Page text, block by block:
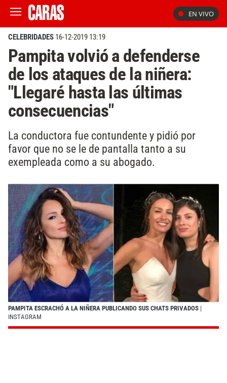
EN VIVO
CELEBRIDADES 16-12-2019 13:19
Pampita volvió a defenderse
de los ataques de la niñera:
"Llegaré hasta las últimas
consecuencias"
La conductora fue contundente y pidió por
favor que no se le de pantalla tanto a su
exempleada como a su abogado.
PAMPITA ESCRACHÓ A LA NIÑERA PUBLICANDO SUS CHATS PRIVADOS |
INSTAGRAM